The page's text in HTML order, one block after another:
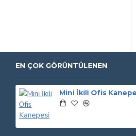
EN ÇOK GÖRÜNTÜLENEN
Mini İkili Ofis